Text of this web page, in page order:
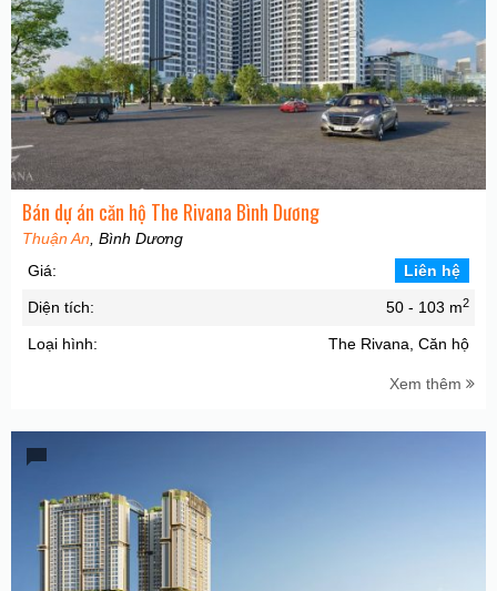
Bán dự án căn hộ The Rivana Bình Dương
Thuận An, Bình Dương
Giá:
Liên hệ
Diện tích: 50 - 103 m2
Loại hình: The Rivana, Căn hộ
Xem thêm